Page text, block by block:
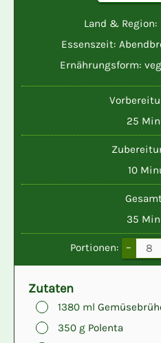
Land & Region:
Essenszeit:
Ernährungsform:
25
10
35
Portionen: –
Zutaten
▢
1380 ml
▢
350 g Polenta